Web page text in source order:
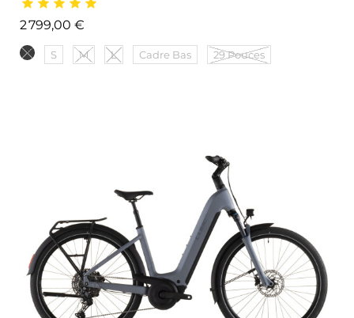
2 799,00 €
S M L Cadre Bas 29 Pouces